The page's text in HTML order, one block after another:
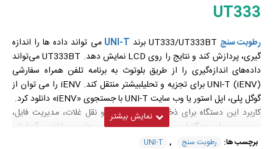
UT333
رطوبت سنج UNI-T می تواند داده ها را اندازه
گیری، پردازش کند و نتایج را روی LCD نمایش دهد. UT333BT می‌تواند
داده‌های اندازه‌گیری را از طریق بلوتوث به برنامه تلفن همراه سفارشی
(iENV) UNI-T برای تجزیه و تحلیلبیشتر منتقل کند. iENV را می توان از
گوگل پلی، اپل استور یا وب سایت UNI-T با جستجوی «iENV» دانلود کرد.
کاربرد این دستگاه برای ذخیره سازی و حمل و نقل غلات، مدیریت فایل،
مدیریت مواد، جنگلداری و دامپروری، مراقبت های بهداشتی، آزمایش
آموزشی، بخش عمومی، خانه و غیره می باشد.
برچسب ها: رطوبت سنج ,
UNI-T